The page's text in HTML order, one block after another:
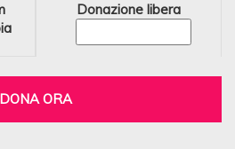
Donazione libera
DONA ORA